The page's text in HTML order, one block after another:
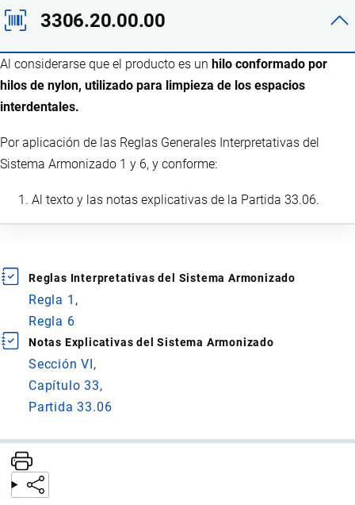
3306.20.00.00
Al considerarse que el producto es un hilo conformado por
hilos de nylon, utilizado para limpieza de los espacios
interdentales.
Por aplicación de las Reglas Generales Interpretativas del
Sistema Armonizado 1 y 6, y conforme:
Al texto y las notas explicativas de la Partida 33.06.
Reglas Interpretativas del Sistema Armonizado
Regla 1
Regla 6
Notas Explicativas del Sistema Armonizado
Sección VI
Capítulo 33
Partida 33.06